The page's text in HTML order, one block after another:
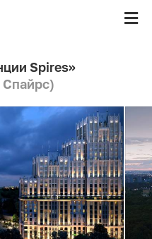
Spires»
Спайрс)